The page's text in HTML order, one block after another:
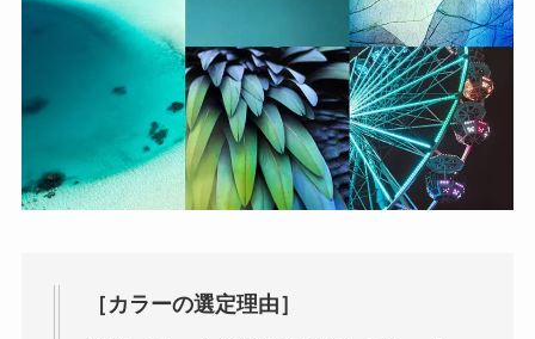
［カラーの選定理由］